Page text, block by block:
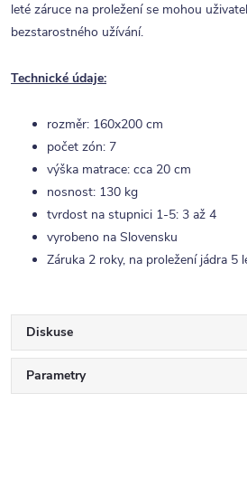
leté záruce na proležení se mohou
bezstarostného užívání.
Technické údaje:
rozměr: 160x200 cm
počet zón: 7
výška matrace: cca 20 cm
nosnost: 130 kg
tvrdost na stupnici 1-5: 3 až 4
vyrobeno na Slovensku
Záruka 2 roky, na proležení jádra 5
Diskuse
Parametry